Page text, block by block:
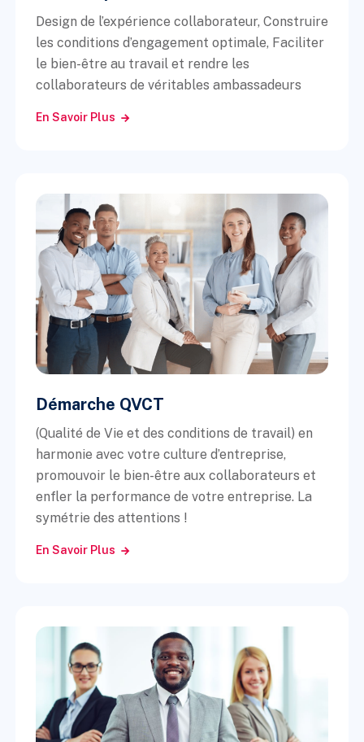
Design de l’expérience collaborateur, Construire
les conditions d’engagement optimale, Faciliter
le bien-être au travail et rendre les
collaborateurs de véritables ambassadeurs
En Savoir Plus
Démarche QVCT
(Qualité de Vie et des conditions de travail) en
harmonie avec votre culture d’entreprise,
promouvoir le bien-être aux collaborateurs et
enfler la performance de votre entreprise. La
symétrie des attentions !
En Savoir Plus